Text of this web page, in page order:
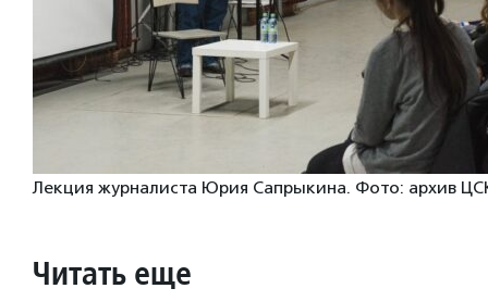
Лекция журналиста Юрия Сапрыкина. Фото: архив
Читать еще